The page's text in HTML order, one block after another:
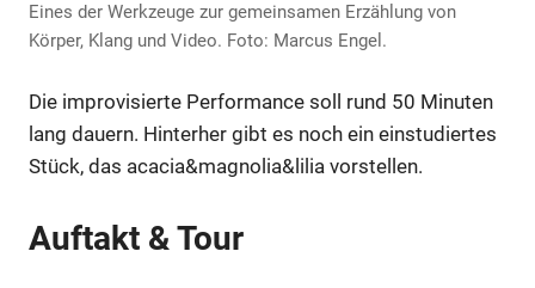
Anzeige
Eines der Werkzeuge zur gemeinsamen Erzählung von
Körper, Klang und Video. Foto: Marcus Engel.
Die improvisierte Performance soll rund 50 Minuten
lang dauern. Hinterher gibt es noch ein einstudiertes
Stück, das acacia&magnolia&lilia vorstellen.
Auftakt & Tour